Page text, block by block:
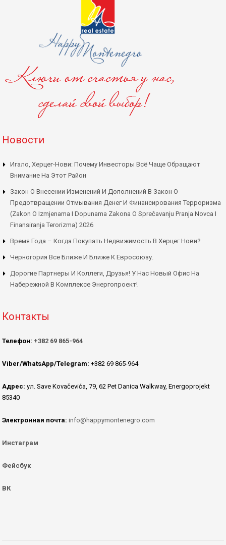
Новости
Игало, Херцег-Нови: Почему Инвесторы Всё Чаще Обращают
Внимание На Этот Район
Закон О Внесении Изменений И Дополнений В Закон О
Предотвращении Отмывания Денег И Финансирования Терроризма
(Zakon O Izmjenama I Dopunama Zakona O Sprečavanju Pranja Novca I
Finansiranja Terorizma) 2026
Время Года – Когда Покупать Недвижимость В Херцег Нови?
Черногория Все Ближе И Ближе К Евросоюзу.
Дорогие Партнеры И Коллеги, Друзья! У Нас Новый Офис На
Набережной В Комплексе Энергопроект!
Контакты
Телефон: +382 69 865-964
Viber/WhatsApp/Telegram: +382 69 865-964
Адрес: ул. Save Kovačevića, 79, 62 Pet Danica Walkway, Energoprojekt
85340
Электронная почта: info@happymontenegro.com
Инстаграм
Фейсбук
ВК